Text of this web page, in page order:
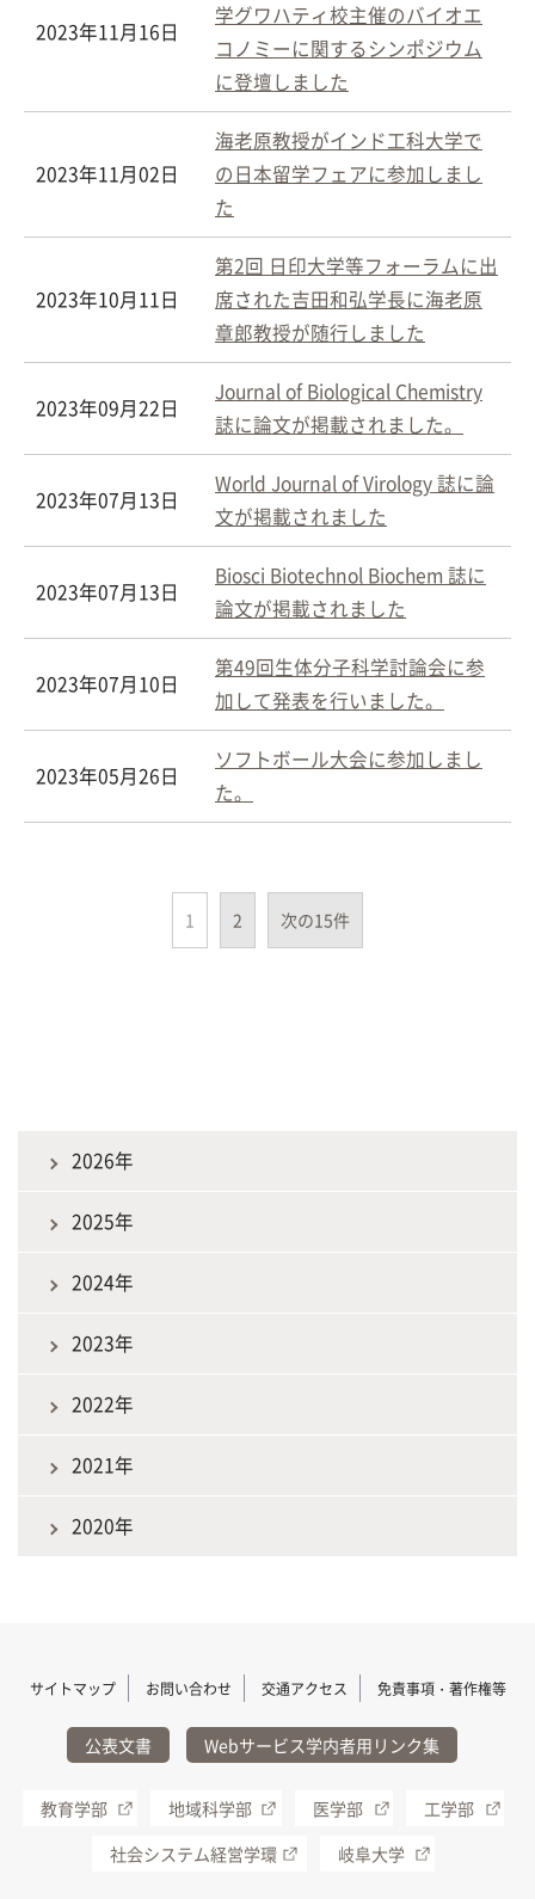
2023年11月16日
学グワハティ校主催のバイオエ
コノミーに関するシンポジウム
に登壇しました
2023年11月02日
海老原教授がインド工科大学で
の日本留学フェアに参加しまし
た
2023年10月11日
第2回 日印大学等フォーラムに出
席された吉田和弘学長に海老原
章郎教授が随行しました
2023年09月22日
Journal of Biological Chemistry
誌に論文が掲載されました。
2023年07月13日
World Journal of Virology 誌に論
文が掲載されました
2023年07月13日
Biosci Biotechnol Biochem 誌に
論文が掲載されました
2023年07月10日
第49回生体分子科学討論会に参
加して発表を行いました。
2023年05月26日
ソフトボール大会に参加しまし
た。
1 2 次の15件
2026年
2025年
2024年
2023年
2022年
2021年
2020年
サイトマップ お問い合わせ 交通アクセス 免責事項・著作権等
公表文書 Webサービス学内者用リンク集
教育学部 地域科学部 医学部
工学部
社会システム経営学環
岐阜大学